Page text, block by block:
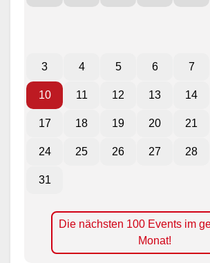
3 4 5 6 7
10 11 12 13 14
17 18 19 20 21
24 25 26 27 28
31
Die nächsten 100 Events im
Monat!